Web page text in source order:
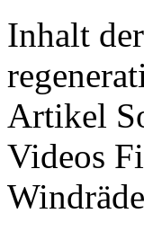
Inhalt
Artikel
Videos